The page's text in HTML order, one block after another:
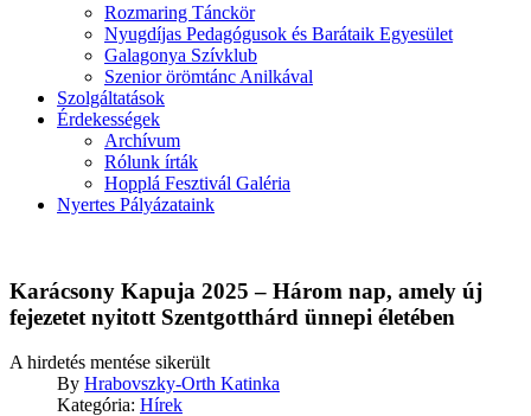
Rozmaring Tánckör
Nyugdíjas Pedagógusok és Barátaik Egyesület
Galagonya Szívklub
Szenior örömtánc Anilkával
Szolgáltatások
Érdekességek
Archívum
Rólunk írták
Hopplá Fesztivál Galéria
Nyertes Pályázataink
Karácsony Kapuja 2025 – Három nap, amely új
fejezetet nyitott Szentgotthárd ünnepi életében
A hirdetés mentése sikerült
By Hrabovszky-Orth Katinka
Kategória: Hírek